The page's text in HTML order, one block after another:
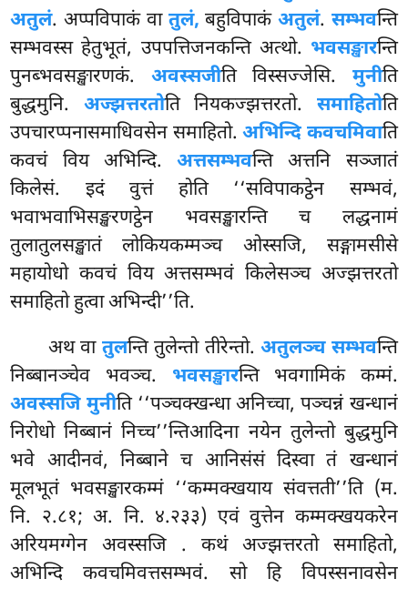
अतुलं. अप्पविपाकं वा तुलं, बहुविपाकंअतुलं. सम्भवन्ति
सम्भवस्स हेतुभूतं, उपपत्तिजनकन्ति अत्थो. भवसङ्खारन्ति
पुनब्भवसङ्खारणकं. अवस्सजीति विस्सज्जेसि. मुनीति
बुद्धमुनि. अज्झत्तरतोति नियकज्झत्तरतो. समाहितोति
उपचारप्पनासमाधिवसेन समाहितो.अभिन्दि कवचमिवाति
कवचं विय अभिन्दि.अत्तसम्भवन्ति अत्तनि सञ्जातं
किलेसं. इदं वुत्तं होति ‘‘सविपाकट्ठेन सम्भवं,
भवाभवाभिसङ्खरणट्ठेन भवसङ्खारन्ति च लद्धनामं
तुलातुलसङ्खातं लोकियकम्मञ्च ओस्सजि, सङ्गामसीसे
महायोधो कवचं विय अत्तसम्भवं किलेसञ्च अज्झत्तरतो
समाहितो हुत्वा अभिन्दी’’ति.
अथ वा तुलन्ति तुलेन्तो तीरेन्तो.अतुलञ्च सम्भवन्ति
निब्बानञ्चेव भवञ्च. भवसङ्खारन्ति भवगामिकं कम्मं.
अवस्सजि मुनीति ‘‘पञ्चक्खन्धा अनिच्चा, पञ्चन्नं खन्धानं
निरोधो निब्बानं निच्च’’न्तिआदिना नयेन तुलेन्तो बुद्धमुनि
भवे आदीनवं, निब्बाने च आनिसंसं दिस्वा तं खन्धानं
मूलभूतं भवसङ्खारकम्मं ‘‘कम्मक्खयाय संवत्तती’’ति (म.
नि. २.८१; अ. नि. ४.२३३) एवं वुत्तेन कम्मक्खयकरेन
अरियमग्गेन अवस्सजि . कथं अज्झत्तरतो समाहितो,
अभिन्दि कवचमिवत्तसम्भवं. सो हि विपस्सनावसेन